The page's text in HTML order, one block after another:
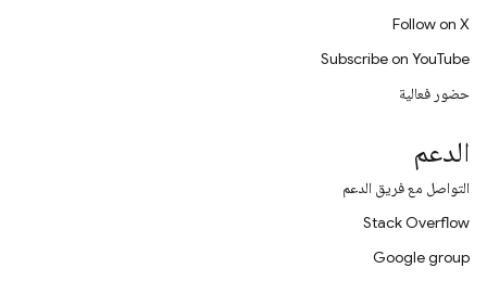
Follow on X
Subscribe on YouTube
حضور فعالية
الدعم
التواصل مع فريق الدعم
Stack Overflow
Google group